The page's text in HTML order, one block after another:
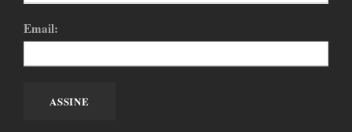
Email: